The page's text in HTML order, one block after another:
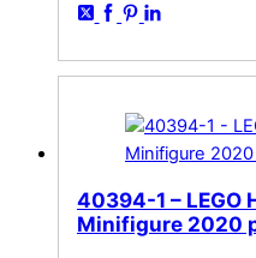
40394-1 – LEGO
Minifigure 2020